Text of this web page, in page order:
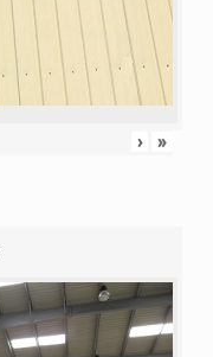
› »